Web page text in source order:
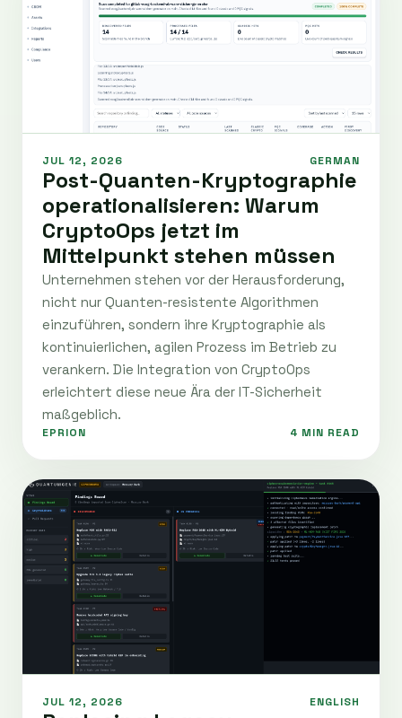
JUL 12, 2026 GERMAN
Post-Quanten-Kryptographie
operationalisieren: Warum
CryptoOps jetzt im
Mittelpunkt stehen müssen
Unternehmen stehen vor der Herausforderung,
nicht nur Quanten-resistente Algorithmen
einzuführen, sondern ihre Kryptographie als
kontinuierlichen, agilen Prozess im Betrieb zu
verankern. Die Integration von CryptoOps
erleichtert diese neue Ära der IT-Sicherheit
maßgeblich.
EPRION 4 MIN READ
JUL 12, 2026 ENGLISH